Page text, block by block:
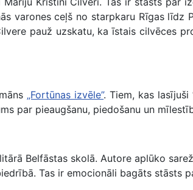
varones ceļš no starpkaru Rīgas līdz
pauž uzskatu, ka īstais cilvēces
„Fortūnas izvēle”. Tiem, kas lasījuši
par pieaugšanu, piedošanu un
Belfāstas skolā. Autore aplūko
Tas ir emocionāli bagāts stāsts